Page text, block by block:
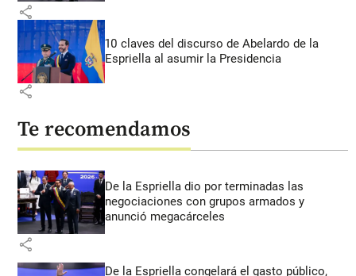
share
10 claves del discurso de Abelardo de la
Espriella al asumir la Presidencia
share
Te recomendamos
De la Espriella dio por terminadas las
negociaciones con grupos armados y
anunció megacárceles
share
De la Espriella congelará el gasto público,